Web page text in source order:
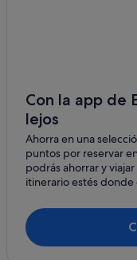
Hoteles con
Brive-La-Gaillarde
Albergues en
Hoteles con spa
Ayen hoteles
Beynat hoteles
Con la app de
lejos
Ahorra en una
puntos por reservar
podrás ahorrar y
itinerario estés donde